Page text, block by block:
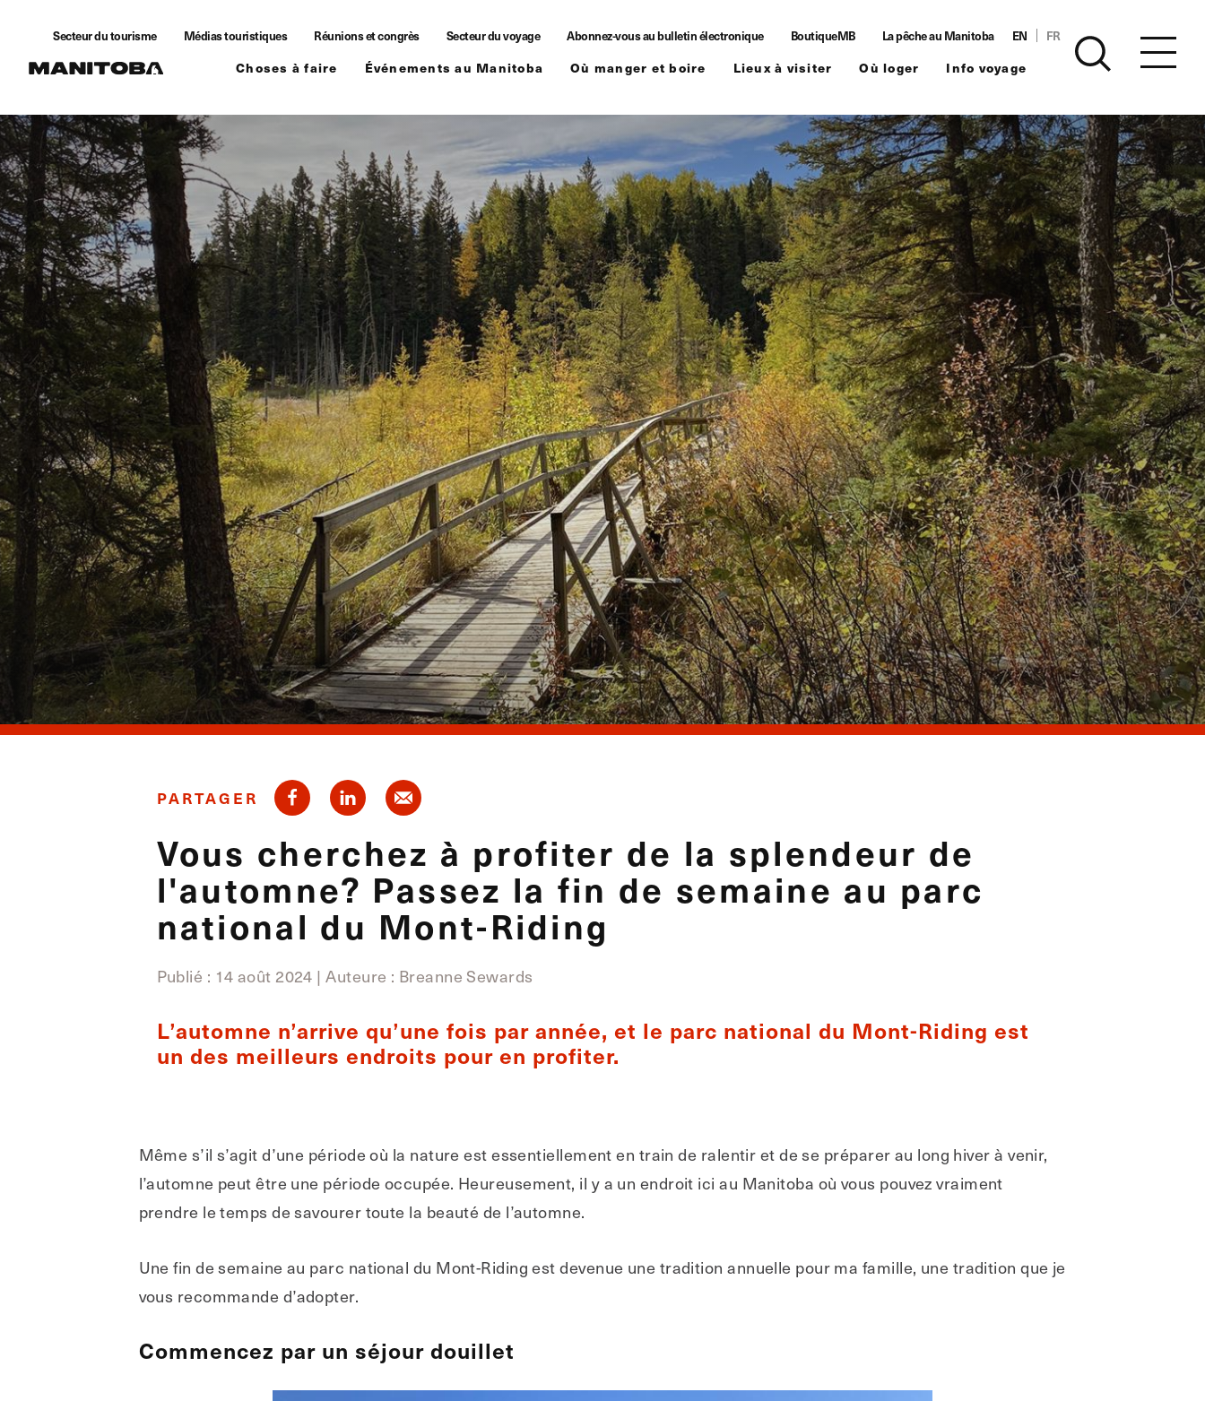
Secteur du tourisme Médias touristiques Réunions et congrès Secteur du voyage Abonnez-vous au bulletin électronique BoutiqueMB La pêche au Manitoba FR
EN
Choses à faire Événements au Manitoba Où manger et boire Lieux à visiter Où loger Info voyage
PARTAGER
Vous cherchez à profiter de la splendeur de
l'automne? Passez la fin de semaine au parc
national du Mont-Riding
Publié : 14 août 2024 | Auteure : Breanne Sewards
L’automne n’arrive qu’une fois par année, et le parc national du Mont-Riding est
un des meilleurs endroits pour en profiter.
Même s’il s’agit d’une période où la nature est essentiellement en train de ralentir et de se préparer au long hiver à venir,
l’automne peut être une période occupée. Heureusement, il y a un endroit ici au Manitoba où vous pouvez vraiment
prendre le temps de savourer toute la beauté de l’automne.
Une fin de semaine au parc national du Mont-Riding est devenue une tradition annuelle pour ma famille, une tradition que je
vous recommande d’adopter.
Commencez par un séjour douillet